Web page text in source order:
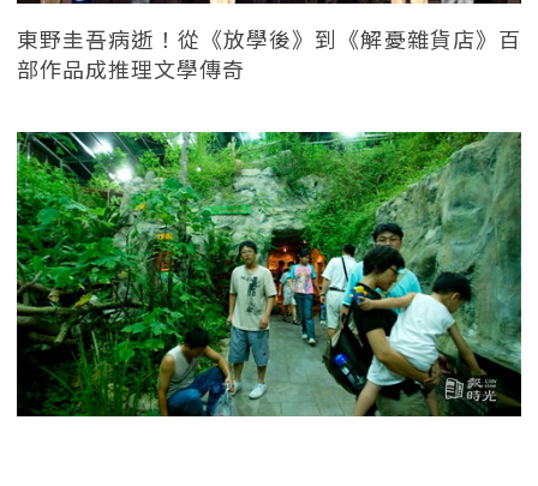
東野圭吾病逝！從《放學後》到《解憂雜貨店》百
部作品成推理文學傳奇